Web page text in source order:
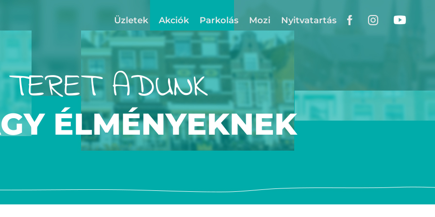
Üzletek Akciók Parkolás Mozi Nyitvatartás
TERET ADUNK
ÉLMÉNYEKNEK